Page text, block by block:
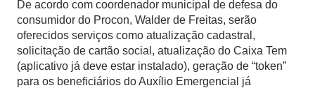
De acordo com coordenador municipal de defesa do
consumidor do Procon, Walder de Freitas, serão
oferecidos serviços como atualização cadastral,
solicitação de cartão social, atualização do Caixa Tem
(aplicativo já deve estar instalado), geração de “token”
para os beneficiários do Auxílio Emergencial já